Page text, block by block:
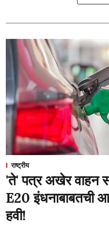
राष्ट्रीय
'ते' पत्र अखेर वाहन
E20 इंधनाबाबतची
हवी!